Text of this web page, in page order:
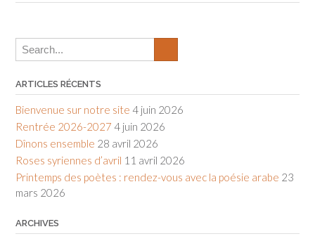
ARTICLES RÉCENTS
Bienvenue sur notre site 4 juin 2026
Rentrée 2026-2027 4 juin 2026
Dînons ensemble 28 avril 2026
Roses syriennes d’avril 11 avril 2026
Printemps des poètes : rendez-vous avec la poésie arabe 23
mars 2026
ARCHIVES